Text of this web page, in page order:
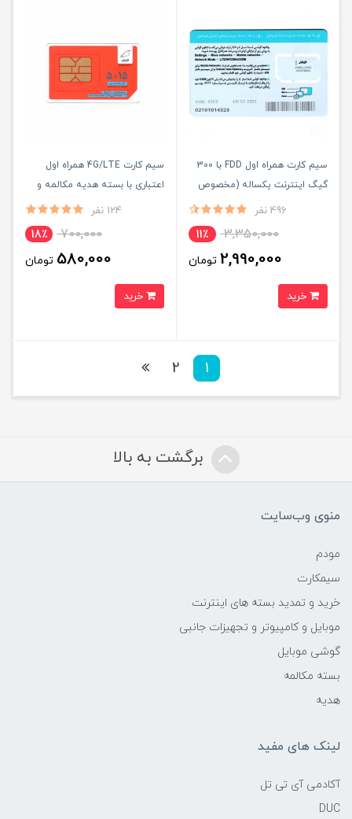
سیم کارت همراه اول FDD با 300
گیگ اینترنت یکساله (مخصوص
496 نفر
3,350,000 11٪
2,990,000 تومان
سیم کارت 4G/LTE همراه اول
اعتباری با بسته هدیه مکالمه و
اینترنت و پیامک
124 نفر
700,000 18٪
580,000 تومان
1
2
برگشت به بالا
منوی وب‌سایت
مودم
سیمکارت
خرید و تمدید بسته های اینترنت
موبایل و کامپیوتر و تجهیزات جانبی
گوشی موبایل
بسته مکالمه
هدیه
لینک های مفید
آکادمی آی تی تل
DUC